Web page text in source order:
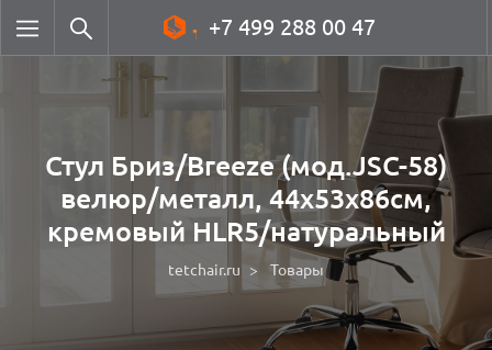
+7 499 288 00 47
Стул Бриз/Breeze (мод.JSC-58)
велюр/металл, 44х53х86см,
кремовый HLR5/натуральный
tetchair.ru Товары